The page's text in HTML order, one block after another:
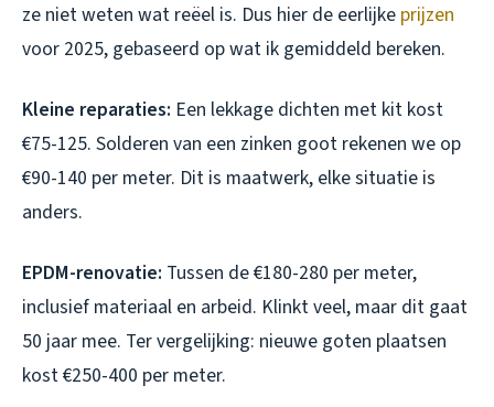
ze niet weten wat reëel is. Dus hier de eerlijke prijzen
voor 2025, gebaseerd op wat ik gemiddeld bereken.
Kleine reparaties: Een lekkage dichten met kit kost
€75-125. Solderen van een zinken goot rekenen we op
€90-140 per meter. Dit is maatwerk, elke situatie is
anders.
EPDM-renovatie: Tussen de €180-280 per meter,
inclusief materiaal en arbeid. Klinkt veel, maar dit gaat
50 jaar mee. Ter vergelijking: nieuwe goten plaatsen
kost €250-400 per meter.